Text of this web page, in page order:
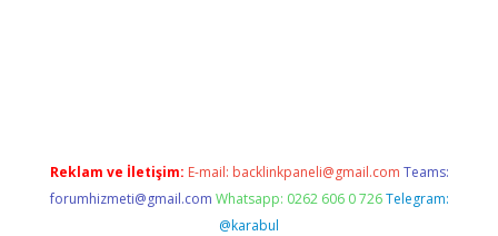
Reklam ve İletişim: E-mail: backlinkpaneli@gmail.com Teams:
forumhizmeti@gmail.com Whatsapp: 0262 606 0 726 Telegram:
@karabul